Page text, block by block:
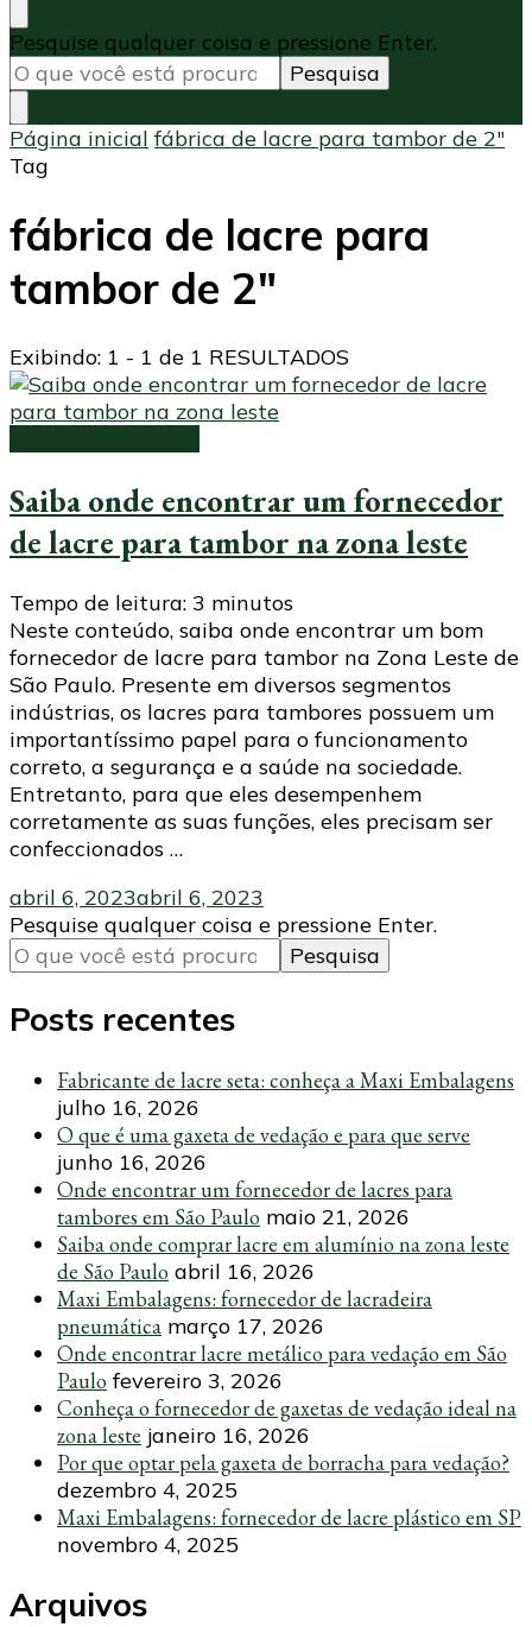
Procurando
algo?
Pesquise qualquer coisa e pressione Enter.
Página inicial fábrica de lacre para tambor de 2″
Tag
fábrica de lacre para
tambor de 2″
Exibindo: 1 - 1 de 1 RESULTADOS
Saiba onde encontrar um fornecedor
de lacre para tambor na zona leste
Tempo de leitura: 3 minutos
Neste conteúdo, saiba onde encontrar um bom
fornecedor de lacre para tambor na Zona Leste de
São Paulo. Presente em diversos segmentos
indústrias, os lacres para tambores possuem um
importantíssimo papel para o funcionamento
correto, a segurança e a saúde na sociedade.
Entretanto, para que eles desempenhem
corretamente as suas funções, eles precisam ser
confeccionados …
abril 6, 2023abril 6, 2023
Procurando
algo?
Pesquise qualquer coisa e pressione Enter.
Posts recentes
Fabricante de lacre seta: conheça a Maxi Embalagens
julho 16, 2026
O que é uma gaxeta de vedação e para que serve
junho 16, 2026
Onde encontrar um fornecedor de lacres para
tambores em São Paulo maio 21, 2026
Saiba onde comprar lacre em alumínio na zona leste
de São Paulo abril 16, 2026
Maxi Embalagens: fornecedor de lacradeira
pneumática março 17, 2026
Onde encontrar lacre metálico para vedação em São
Paulo fevereiro 3, 2026
Conheça o fornecedor de gaxetas de vedação ideal na
zona leste janeiro 16, 2026
Por que optar pela gaxeta de borracha para vedação?
dezembro 4, 2025
Maxi Embalagens: fornecedor de lacre plástico em SP
novembro 4, 2025
Arquivos